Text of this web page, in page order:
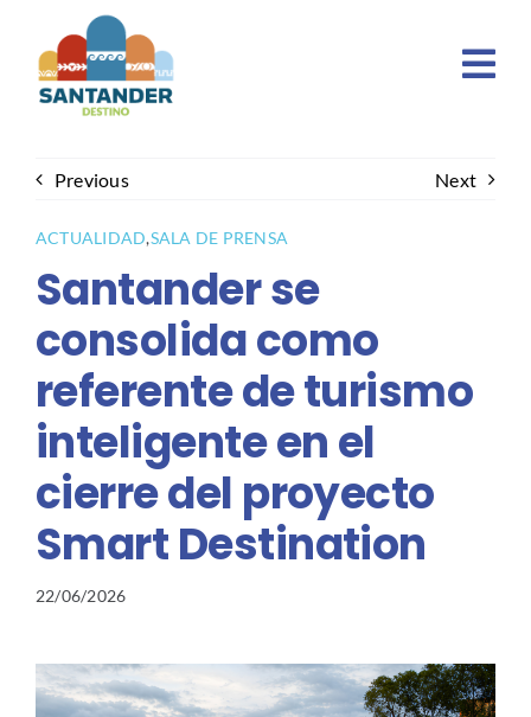
content
Previous Next
ACTUALIDAD,SALA DE PRENSA
Santander se
consolida como
referente de turismo
inteligente en el
cierre del proyecto
Smart Destination
22/06/2026